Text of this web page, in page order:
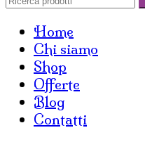
Home
Chi siamo
Shop
Offerte
Blog
Contatti